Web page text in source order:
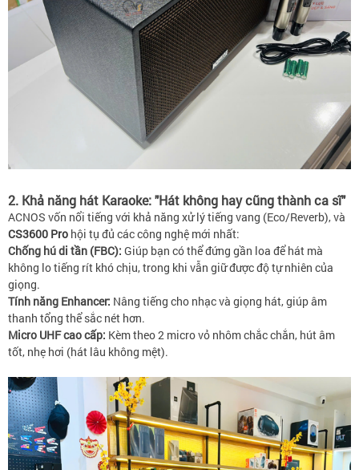
2. Khả năng hát Karaoke: "Hát không hay cũng thành ca sĩ"
ACNOS vốn nổi tiếng với khả năng xử lý tiếng vang (Eco/Reverb), và
CS3600 Pro hội tụ đủ các công nghệ mới nhất:
Chống hú di tần (FBC): Giúp bạn có thể đứng gần loa để hát mà
không lo tiếng rít khó chịu, trong khi vẫn giữ được độ tự nhiên của
giọng.
Tính năng Enhancer: Nâng tiếng cho nhạc và giọng hát, giúp âm
thanh tổng thể sắc nét hơn.
Micro UHF cao cấp: Kèm theo 2 micro vỏ nhôm chắc chắn, hút âm
tốt, nhẹ hơi (hát lâu không mệt).